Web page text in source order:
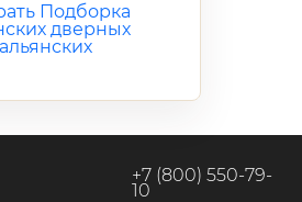
Подборка
дверных
+7 (800) 550-79-
10